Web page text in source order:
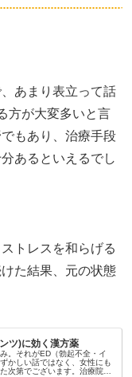
あまり表立って話
方が大変多いと言
もあり、治療手段
あるといえるでし
トレスを和らげる
た結果、元の状態
ツ)に効く漢方薬
。それがED（勃起不全・イ
かしい話ではなく、女性にも
次第でございます。治療院の